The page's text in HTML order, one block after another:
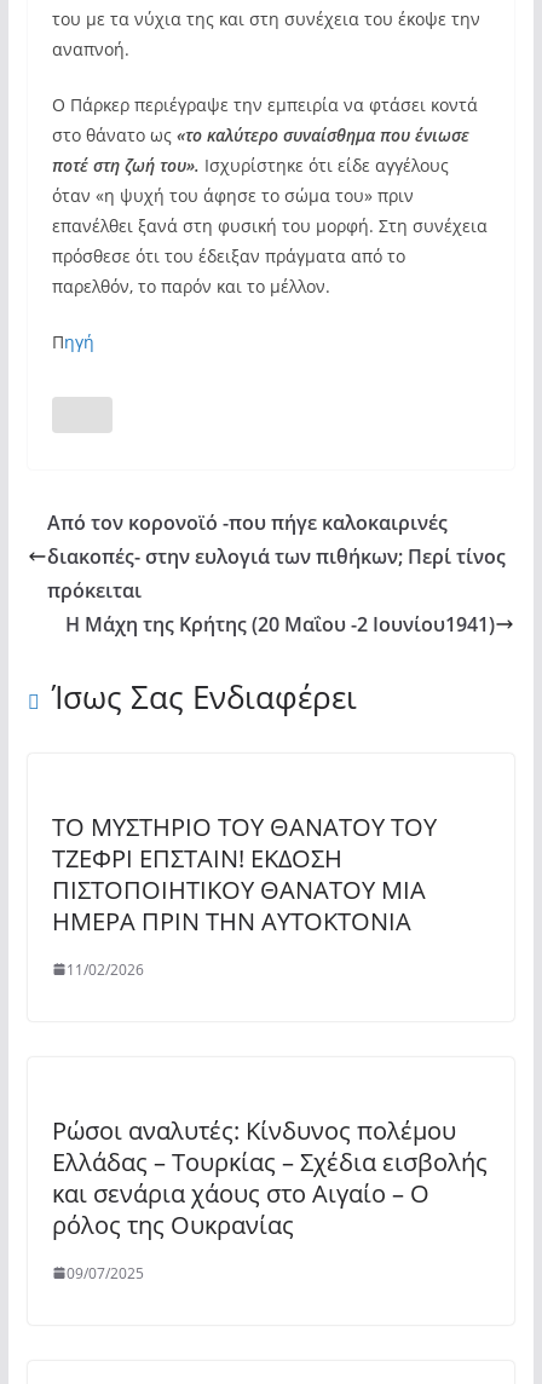
του με τα νύχια της και στη συνέχεια του έκοψε την
αναπνοή.
Ο Πάρκερ περιέγραψε την εμπειρία να φτάσει κοντά
στο θάνατο ως «το καλύτερο συναίσθημα που ένιωσε
ποτέ στη ζωή του». Ισχυρίστηκε ότι είδε αγγέλους
όταν «η ψυχή του άφησε το σώμα του» πριν
επανέλθει ξανά στη φυσική του μορφή. Στη συνέχεια
πρόσθεσε ότι του έδειξαν πράγματα από το
παρελθόν, το παρόν και το μέλλον.
Πηγή
Από τον κορονοϊό -που πήγε καλοκαιρινές
διακοπές- στην ευλογιά των πιθήκων; Περί τίνος
πρόκειται
Η Μάχη της Κρήτης (20 Μαΐου -2 Ιουνίου1941)
Ίσως Σας Ενδιαφέρει
ΤΟ ΜΥΣΤΗΡΙΟ ΤΟΥ ΘΑΝΑΤΟΥ ΤΟΥ
ΤΖΕΦΡΙ ΕΠΣΤΑΙΝ! ΕΚΔΟΣΗ
ΠΙΣΤΟΠΟΙΗΤΙΚΟΥ ΘΑΝΑΤΟΥ ΜΙΑ
ΗΜΕΡΑ ΠΡΙΝ ΤΗΝ ΑΥΤΟΚΤΟΝΙΑ
11/02/2026
Ρώσοι αναλυτές: Κίνδυνος πολέμου
Ελλάδας – Τουρκίας – Σχέδια εισβολής
και σενάρια χάους στο Αιγαίο – Ο
ρόλος της Ουκρανίας
09/07/2025